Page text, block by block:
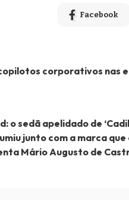
Facebook
corporativos nas
o sedã apelidado de
junto com a marca que
Mário Augusto de